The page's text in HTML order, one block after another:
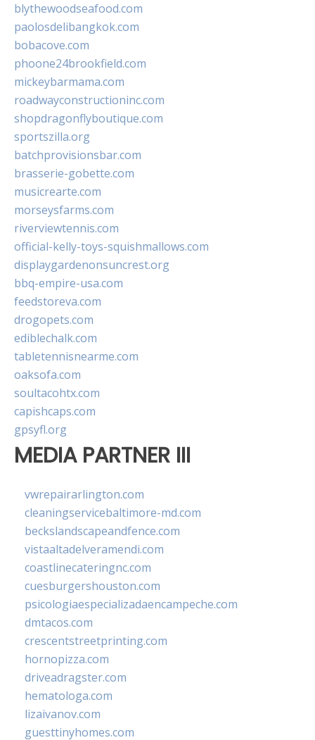
blythewoodseafood.com
paolosdelibangkok.com
bobacove.com
phoone24brookfield.com
mickeybarmama.com
roadwayconstructioninc.com
shopdragonflyboutique.com
sportszilla.org
batchprovisionsbar.com
brasserie-gobette.com
musicrearte.com
morseysfarms.com
riverviewtennis.com
official-kelly-toys-squishmallows.com
displaygardenonsuncrest.org
bbq-empire-usa.com
feedstoreva.com
drogopets.com
ediblechalk.com
tabletennisnearme.com
oaksofa.com
soultacohtx.com
capishcaps.com
gpsyfl.org
MEDIA PARTNER III
vwrepairarlington.com
cleaningservicebaltimore-md.com
beckslandscapeandfence.com
vistaaltadelveramendi.com
coastlinecateringnc.com
cuesburgershouston.com
psicologiaespecializadaencampeche.com
dmtacos.com
crescentstreetprinting.com
hornopizza.com
driveadragster.com
hematologa.com
lizaivanov.com
guesttinyhomes.com